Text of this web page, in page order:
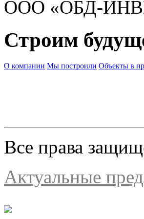
ООО «ОБД-
Строим
О компании Мы построили Объекты в
Все права
Актуальные